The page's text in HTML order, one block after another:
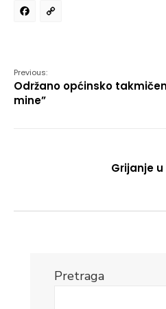
Facebook
Previous:
Održano općinsko
mine”
Grijanje
Pretraga